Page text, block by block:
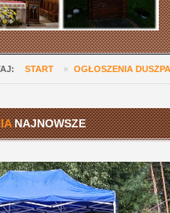
START » OGŁOSZENIA
NAJNOWSZE